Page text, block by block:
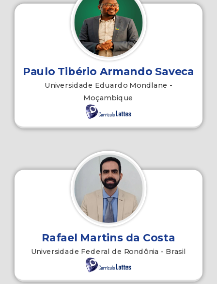
Paulo Tibério Armando Saveca
Universidade Eduardo Mondlane -
Moçambique
Rafael Martins da Costa
Universidade Federal de Rondônia - Brasil